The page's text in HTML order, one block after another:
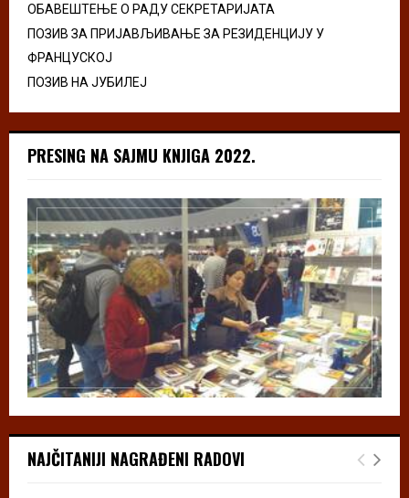
ОБАВЕШТЕЊЕ О РАДУ СЕКРЕТАРИЈАТА
ПОЗИВ ЗА ПРИЈАВЉИВАЊЕ ЗА РЕЗИДЕНЦИЈУ У
ФРАНЦУСКОЈ
ПОЗИВ НА ЈУБИЛЕЈ
PRESING NA SAJMU KNJIGA 2022.
NAJČITANIJI NAGRAĐENI RADOVI